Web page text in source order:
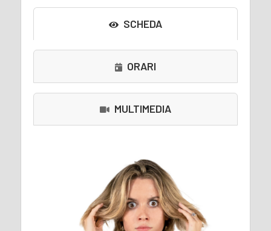
SCHEDA
ORARI
MULTIMEDIA